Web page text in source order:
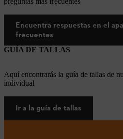
Encuentra respuestas en el
frecuentes
GUÍA DE TALLAS
Aquí encontrarás la guía de tallas de
individual
Ir a la guía de tallas